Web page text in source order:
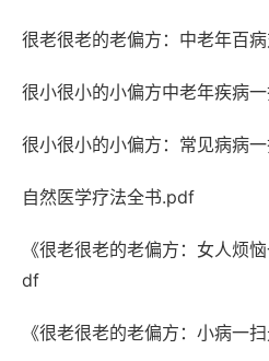
很老很老的老偏方：中老年百
很小很小的小偏方中老年疾病
很小很小的小偏方：常见病病
自然医学疗法全书.pdf
《很老很老的老偏方：女人烦
df
《很老很老的老偏方：小病一